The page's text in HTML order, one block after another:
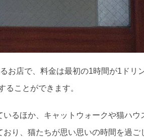
お店で、料金は最初の1時間が1ドリ
ることができます。
るほか、キャットウォークや猫ハウ
り、猫たちが思い思いの時間を過ご